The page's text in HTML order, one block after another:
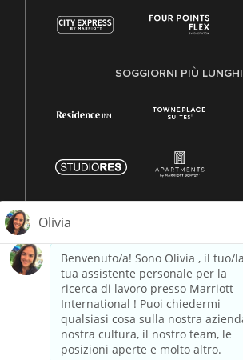
SOGGIORNI PIÙ LUNGHI